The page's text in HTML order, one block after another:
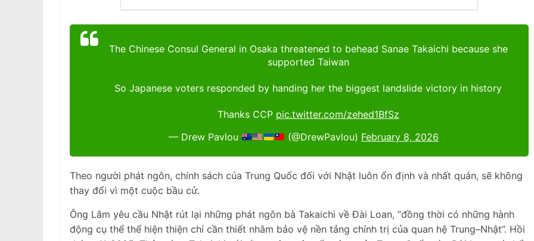
The Chinese Consul General in Osaka threatened to behead Sanae Takaichi because she
supported Taiwan
So Japanese voters responded by handing her the biggest landslide victory in history
Thanks CCP pic.twitter.com/zehed1BfSz
— Drew Pavlou
(@DrewPavlou) February 8, 2026
Theo người phát ngôn, chính sách của Trung Quốc đối với Nhật luôn ổn định và nhất quán, sẽ không
thay đổi vì một cuộc bầu cử.
Ông Lâm yêu cầu Nhật rút lại những phát ngôn bà Takaichi về Đài Loan, “đồng thời có những hành
động cụ thể thể hiện thiện chí cần thiết nhằm bảo vệ nền tảng chính trị của quan hệ Trung–Nhật”. Hồi